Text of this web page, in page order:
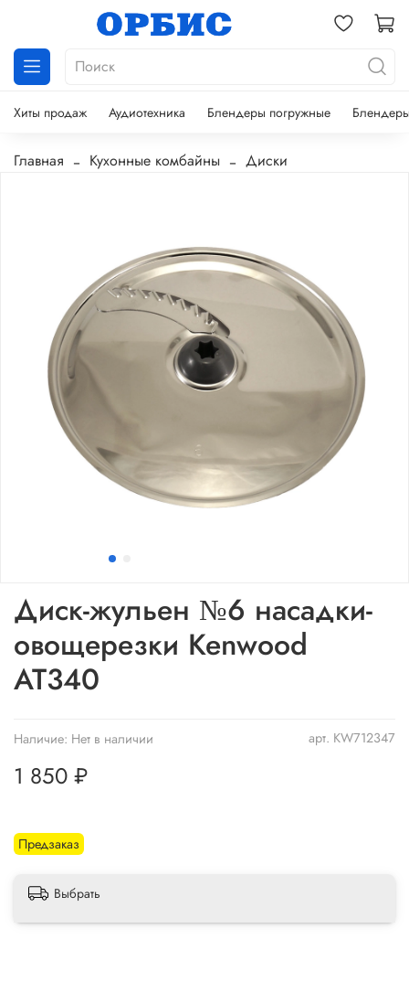
Хиты продаж Аудиотехника Блендеры погружные
Главная Кухонные комбайны Диски
арт. KW712347
Наличие: Нет в наличии
Предзаказ
Диск-жульен №6 насадки-
овощерезки Kenwood
AT340
1 850 ₽
Выбрать